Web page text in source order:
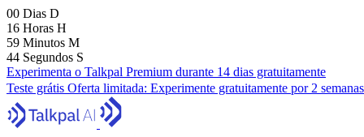
00 Dias D
16 Horas H
59 Minutos M
42 Segundos S
Experimenta o Talkpal Premium durante 14 dias gratuitamente
Teste grátis Oferta limitada: Experimente gratuitamente por 2 semanas